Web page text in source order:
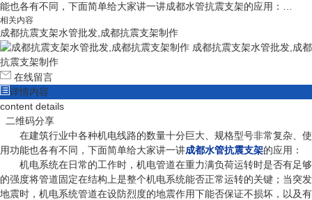
能也各有不同，下面简单给大家讲一讲成都水管抗震支架的应用：…
相关内容
成都抗震支架水管批发,成都抗震支架制作
成都抗震支架水管批发,成都
抗震支架制作
在线留言
详情内容
content details
二维码分享
在建筑行业中各种机电线路的数量十分巨大、规格型号非常复杂、使
用功能也各有不同，下面简单给大家讲一讲成都水管抗震支架的应用：
机电系统在日常的工作时，机电管道在重力满负荷运转时是否有足够
的强度将管道固定在结构上是整个机电系统能否正常运转的关键；当突发
地震时，机电系统管道在设防烈度的地震作用下能否保证不损坏，以及有